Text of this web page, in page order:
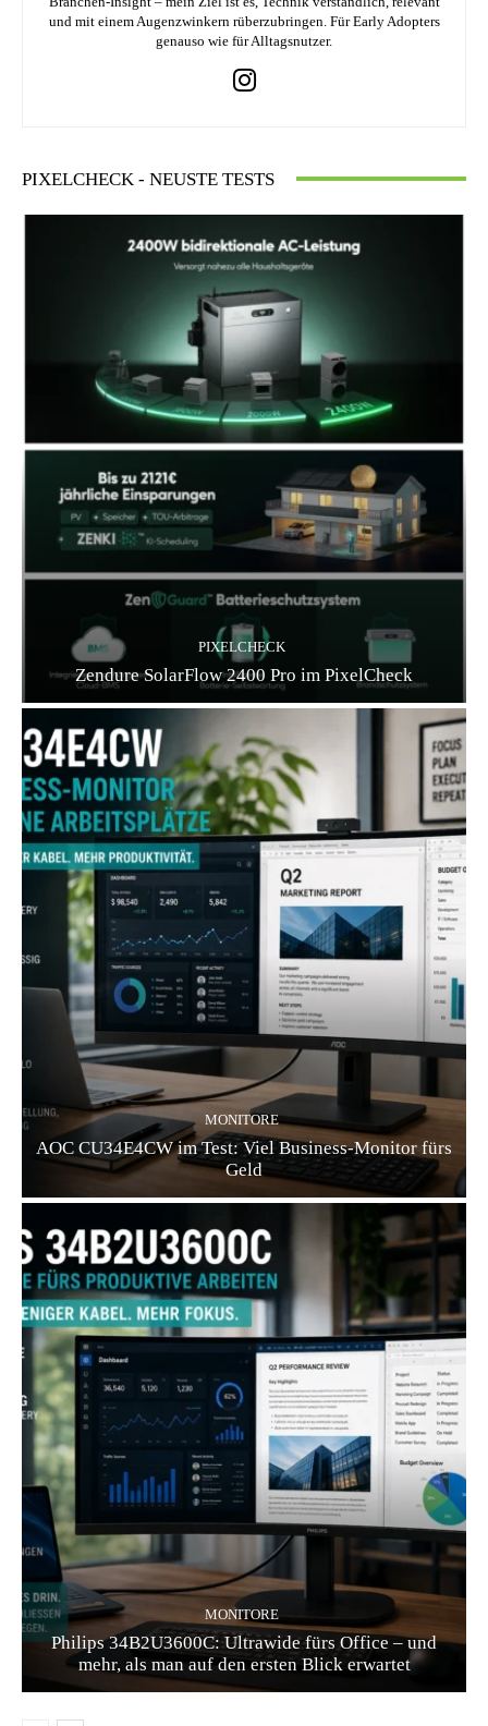
und mit einem Augenzwinkern rüberzubringen. Für Early Adopters
genauso wie für Alltagsnutzer.
PIXELCHECK - NEUSTE TESTS
PIXELCHECK
Zendure SolarFlow 2400 Pro im PixelCheck
MONITORE
AOC CU34E4CW im Test: Viel Business-Monitor fürs
Geld
MONITORE
Philips 34B2U3600C: Ultrawide fürs Office – und
mehr, als man auf den ersten Blick erwartet